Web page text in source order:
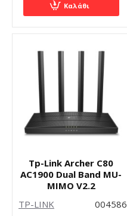
Καλάθι
TP-LINK 004586
Tp-Link Archer C80
AC1900 Dual Band MU-
MIMO V2.2